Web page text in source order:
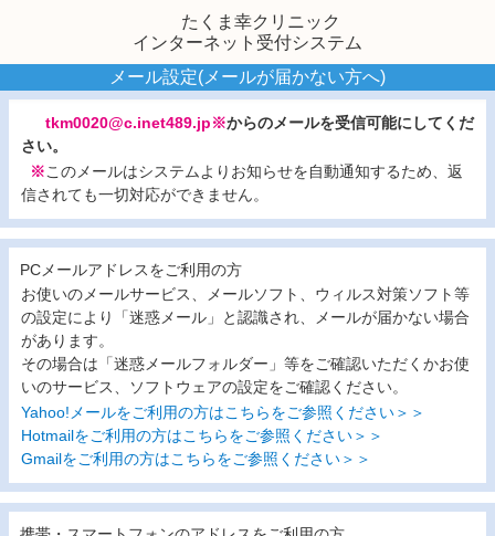
たくま幸クリニック
インターネット受付システム
メール設定(メールが届かない方へ)
tkm0020@c.inet489.jp※からのメールを受信可能にしてくだ
さい。
※このメールはシステムよりお知らせを自動通知するため、返
信されても一切対応ができません。
PCメールアドレスをご利用の方
お使いのメールサービス、メールソフト、ウィルス対策ソフト等
の設定により「迷惑メール」と認識され、メールが届かない場合
があります。
その場合は「迷惑メールフォルダー」等をご確認いただくかお使
いのサービス、ソフトウェアの設定をご確認ください。
Yahoo!メールをご利用の方はこちらをご参照ください＞＞
Hotmailをご利用の方はこちらをご参照ください＞＞
Gmailをご利用の方はこちらをご参照ください＞＞